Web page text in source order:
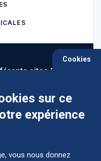
sites ?
?
Cookies
sur ce
expérience
vous nous donnez